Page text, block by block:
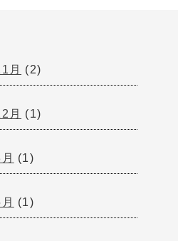
月 (2)
月 (1)
(1)
(1)